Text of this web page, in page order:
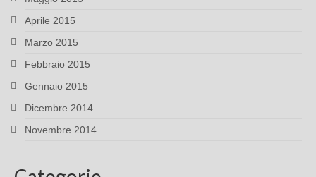
Aprile 2015
Marzo 2015
Febbraio 2015
Gennaio 2015
Dicembre 2014
Novembre 2014